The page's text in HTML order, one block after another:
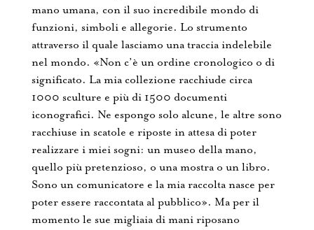
mano umana, con il suo incredibile mondo di
funzioni, simboli e allegorie. Lo strumento
attraverso il quale lasciamo una traccia indelebile
nel mondo. «Non c’è un ordine cronologico o di
significato. La mia collezione racchiude circa
1000 sculture e più di 1500 documenti
iconografici. Ne espongo solo alcune, le altre sono
racchiuse in scatole e riposte in attesa di poter
realizzare i miei sogni: un museo della mano,
quello più pretenzioso, o una mostra o un libro.
Sono un comunicatore e la mia raccolta nasce per
poter essere raccontata al pubblico». Ma per il
momento le sue migliaia di mani riposano